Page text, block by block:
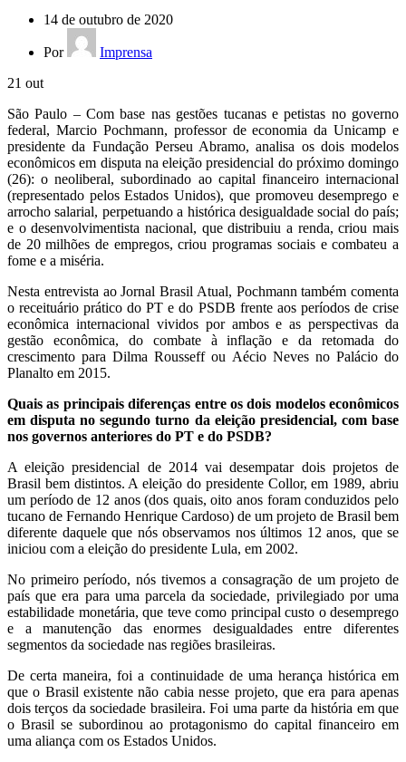
14 de outubro de 2020
Por
Imprensa
21 out
São Paulo – Com base nas gestões tucanas e petistas no governo
federal, Marcio Pochmann, professor de economia da Unicamp e
presidente da Fundação Perseu Abramo, analisa os dois modelos
econômicos em disputa na eleição presidencial do próximo domingo
(26): o neoliberal, subordinado ao capital financeiro internacional
(representado pelos Estados Unidos), que promoveu desemprego e
arrocho salarial, perpetuando a histórica desigualdade social do país;
e o desenvolvimentista nacional, que distribuiu a renda, criou mais
de 20 milhões de empregos, criou programas sociais e combateu a
fome e a miséria.
Nesta entrevista ao Jornal Brasil Atual, Pochmann também comenta
o receituário prático do PT e do PSDB frente aos períodos de crise
econômica internacional vividos por ambos e as perspectivas da
gestão econômica, do combate à inflação e da retomada do
crescimento para Dilma Rousseff ou Aécio Neves no Palácio do
Planalto em 2015.
Quais as principais diferenças entre os dois modelos econômicos
em disputa no segundo turno da eleição presidencial, com base
nos governos anteriores do PT e do PSDB?
A eleição presidencial de 2014 vai desempatar dois projetos de
Brasil bem distintos. A eleição do presidente Collor, em 1989, abriu
um período de 12 anos (dos quais, oito anos foram conduzidos pelo
tucano de Fernando Henrique Cardoso) de um projeto de Brasil bem
diferente daquele que nós observamos nos últimos 12 anos, que se
iniciou com a eleição do presidente Lula, em 2002.
No primeiro período, nós tivemos a consagração de um projeto de
país que era para uma parcela da sociedade, privilegiado por uma
estabilidade monetária, que teve como principal custo o desemprego
e a manutenção das enormes desigualdades entre diferentes
segmentos da sociedade nas regiões brasileiras.
De certa maneira, foi a continuidade de uma herança histórica em
que o Brasil existente não cabia nesse projeto, que era para apenas
dois terços da sociedade brasileira. Foi uma parte da história em que
o Brasil se subordinou ao protagonismo do capital financeiro em
uma aliança com os Estados Unidos.